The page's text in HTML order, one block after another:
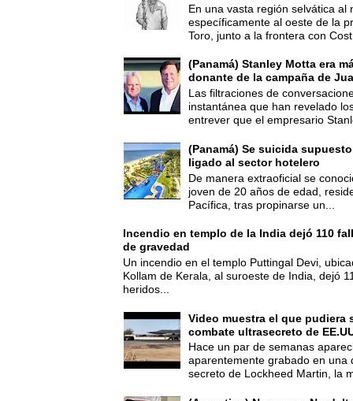
En una vasta región selvática al
específicamente al oeste de la
Toro, junto a la frontera con
(Panamá) Stanley Motta era
donante de la campaña de
Las filtraciones de
instantánea que han revelado
entrever que el empresario
(Panamá) Se suicida
ligado al sector hotelero
De manera extraoficial se
joven de 20 años de edad,
Pacífica, tras propinarse un...
Incendio en templo de la India dejó 110
de gravedad
Un incendio en el templo Puttingal Devi,
Kollam de Kerala, al suroeste de India, dejó
heridos...
Video muestra el que pudiera
combate ultrasecreto de
Hace un par de semanas
aparentemente grabado en una
secreto de Lockheed Martin, la